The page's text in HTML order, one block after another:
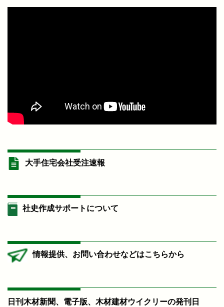
大手住宅会社受注速報
社史作成サポートについて
情報提供、お問い合わせなどはこちらから
日刊木材新聞、電子版、木材建材ウイクリーの発刊日